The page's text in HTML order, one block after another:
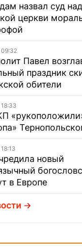
назвал суд
церкви
09:32
Павел
праздник
обители
новый
в Европе